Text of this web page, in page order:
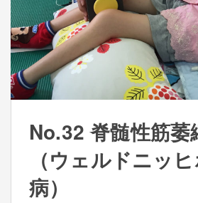
No.32 脊髄性筋
（ウェルドニッ
病）